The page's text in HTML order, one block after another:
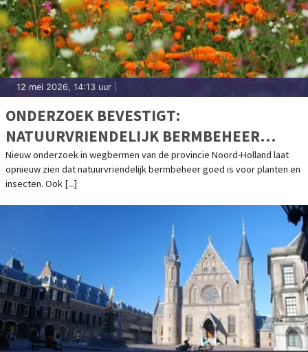
12 mei 2026, 14:13 uur
ONDERZOEK BEVESTIGT:
NATUURVRIENDELIJK BERMBEHEER
HELPT BIODIVERSITEIT VOORUIT
Nieuw onderzoek in wegbermen van de provincie Noord-Holland laat
opnieuw zien dat natuurvriendelijk bermbeheer goed is voor planten en
insecten. Ook [...]